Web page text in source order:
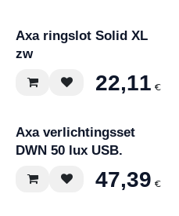
Axa ringslot Solid XL
zw
22,11 €
Axa verlichtingsset
DWN 50 lux USB.
47,39 €